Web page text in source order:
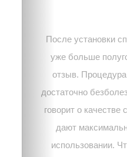
После установки
уже больше
отзыв.
достаточно
говорит о
дают
использовании.